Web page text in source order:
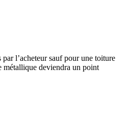
l’acheteur sauf pour une toiture
métallique deviendra un point